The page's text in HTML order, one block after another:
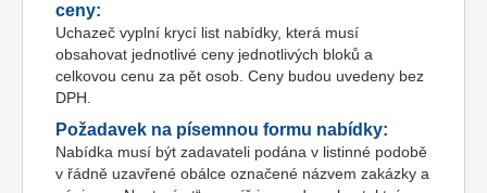
ceny:
Uchazeč vyplní krycí list nabídky, která musí
obsahovat jednotlivé ceny jednotlivých bloků a
celkovou cenu za pět osob. Ceny budou uvedeny bez
DPH.
Požadavek na písemnou formu nabídky:
Nabídka musí být zadavateli podána v listinné podobě
v řádně uzavřené obálce označené názvem zakázky a